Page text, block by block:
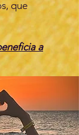
que
a